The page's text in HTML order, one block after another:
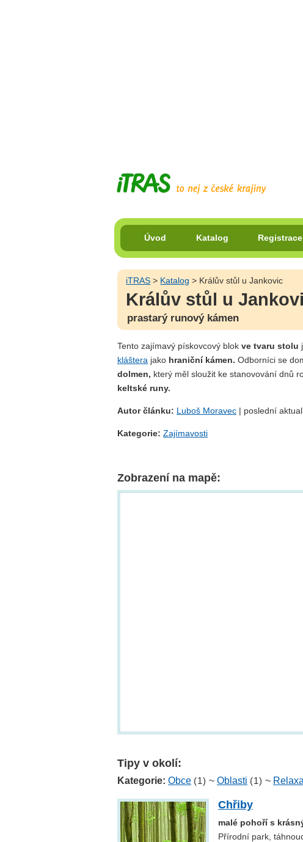
Úvod Katalog Registrace
iTRAS > Katalog > Králův stůl u Jankovic
Králův stůl u
prastarý runový kámen
Tento zajímavý pískovcový blok ve tvaru stolu
kláštera jako hraniční kámen. Odborníci se
dolmen, který měl sloužit ke stanovování dnů
keltské runy.
Autor článku: Luboš Moravec | poslední
Kategorie: Zajímavosti
Zobrazení na mapě:
Tipy v okolí:
Kategorie: Obce (1) ~ Oblasti (1) ~
Chřiby
malé pohoří s
Přírodní park,